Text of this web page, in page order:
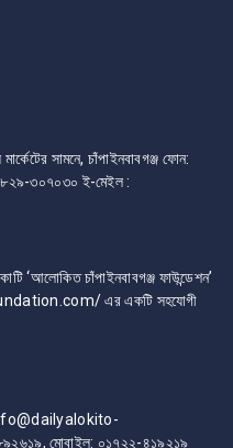
সামনে, চাঁপাইনবাবগঞ্জ ফোন:
৩০৭০৩০ ই-মেইল :
‘আলোকিত চাঁপাইনবাবগঞ্জ ফাউন্ডেশন’
এর একটি সহযোগী
মোবাইল: ০১৭২২-৪১৯২১৯